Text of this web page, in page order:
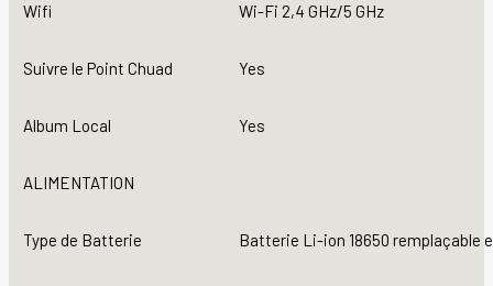
Wifi Wi-Fi 2,4 GHz/5 GHz
Suivre le Point Chuad Yes
Album Local Yes
ALIMENTATION
Type de Batterie Batterie Li-ion 18650 remplaçable